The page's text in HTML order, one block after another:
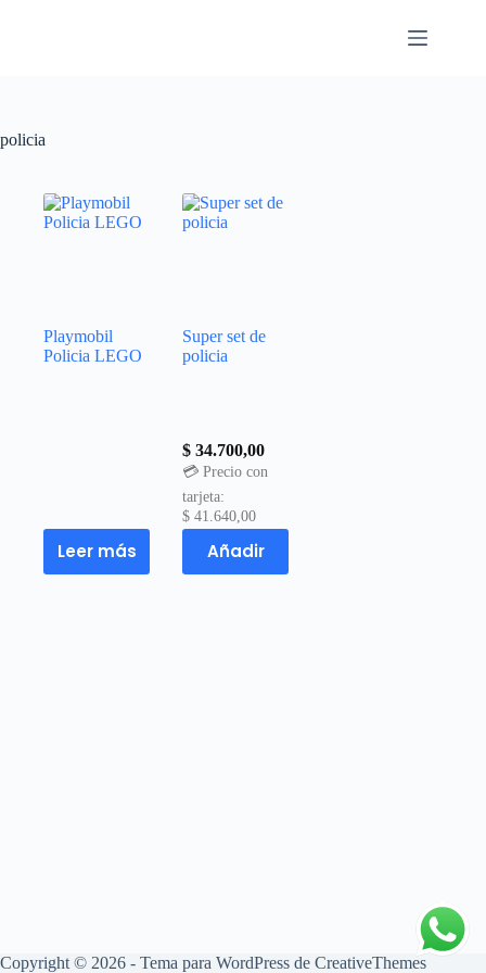
policia
Playmobil
Policia LEGO
Leer más
Super set de
policia
$ 34.700,00
💳 Precio con
tarjeta:
$ 41.640,00
Añadir
Copyright © 2026 - Tema para WordPress de CreativeThemes